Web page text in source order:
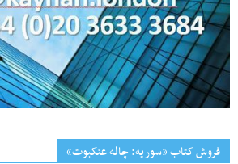
فروش کتاب «سوریه: چاله عنکبوت»